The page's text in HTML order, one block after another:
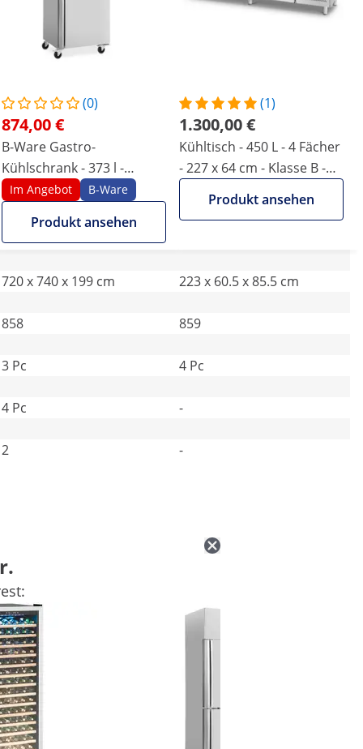
(0)
874,00 €
B-Ware Gastro-
Kühlschrank - 373 l -
Edelstahl - 2 Türen - 4
Rollen - abschließbar -
Royal Catering
Im Angebot B-Ware
Produkt ansehen
(1)
1.300,00 €
Kühltisch - 450 L - 4 Fächer
- 227 x 64 cm - Klasse B -
Produkt ansehen
720 x 740 x 199 cm
223 x 60.5 x 85.5 cm
858
859
3 Pc
4 Pc
4 Pc
-
2
-